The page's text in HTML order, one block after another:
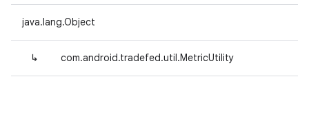
java.lang.Object
↳ com.android.tradefed.util.MetricUtility